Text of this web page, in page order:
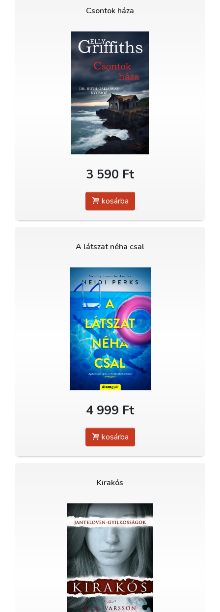
Csontok háza
3 590 Ft
kosárba
A látszat néha csal
4 999 Ft
kosárba
Kirakós